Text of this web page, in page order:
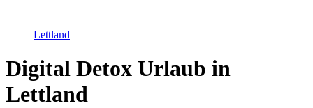
Lettland
Digital Detox Urlaub in
Lettland